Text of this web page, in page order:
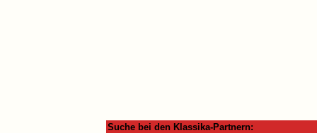
Suche bei den Klassika-Partnern: